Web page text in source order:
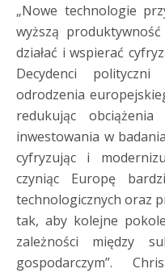
„Nowe technologie
wyższą
działać i wspierać
Decydenci
odrodzenia
redukując
inwestowania w
cyfryzując i
czyniąc Europę
technologicznych oraz
tak, aby kolejne
zależności między
gospodarczym”.